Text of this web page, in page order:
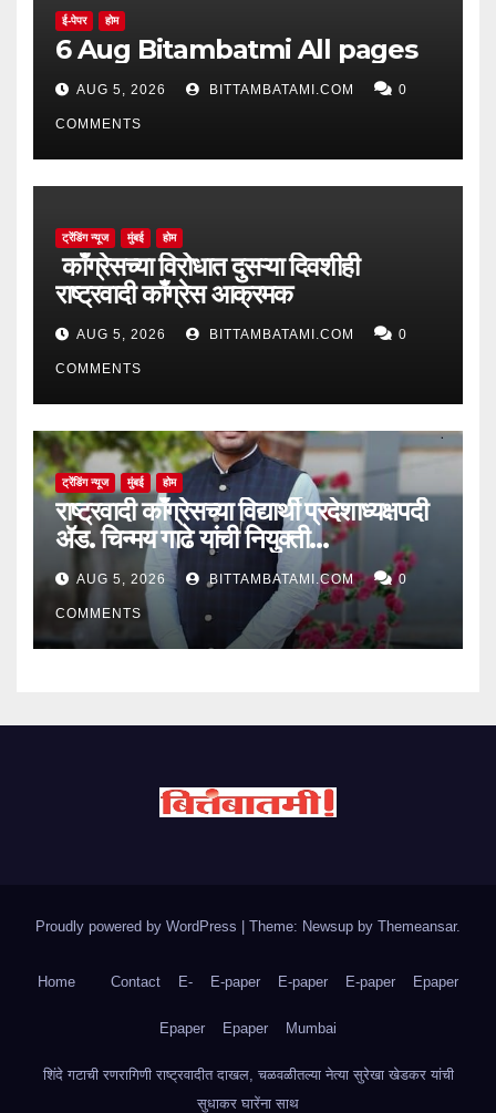
ई-पेपर होम
6 Aug Bitambatmi All pages
AUG 5, 2026 BITTAMBATAMI.COM 0
COMMENTS
ट्रेंडिंग न्यूज मुंबई होम
काँग्रेसच्या विरोधात दुसऱ्या दिवशीही
राष्ट्रवादी काँग्रेस आक्रमक
AUG 5, 2026 BITTAMBATAMI.COM 0
COMMENTS
ट्रेंडिंग न्यूज मुंबई होम
राष्ट्रवादी काँग्रेसच्या विद्यार्थी प्रदेशाध्यक्षपदी
ॲड. चिन्मय गाढे यांची नियुक्ती…
AUG 5, 2026 BITTAMBATAMI.COM 0
COMMENTS
Proudly powered by WordPress | Theme: Newsup by Themeansar.
Home Contact E- E-paper E-paper E-paper Epaper
Epaper Epaper Mumbai
शिंदे गटाची रणरागिणी राष्ट्रवादीत दाखल, चळवळीतल्या नेत्या सुरेखा खेडकर यांची
सुधाकर घारेंना साथ